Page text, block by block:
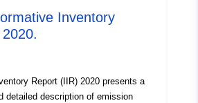
Inventory
Report (IIR) 2020 presents a
detailed description of emission